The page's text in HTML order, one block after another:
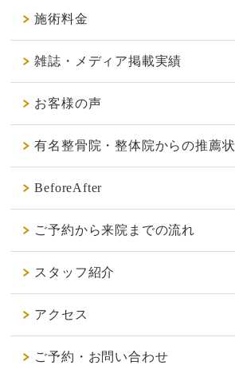
施術料金
雑誌・メディア掲載実績
お客様の声
有名整骨院・整体院からの推薦状
BeforeAfter
ご予約から来院までの流れ
スタッフ紹介
アクセス
ご予約・お問い合わせ